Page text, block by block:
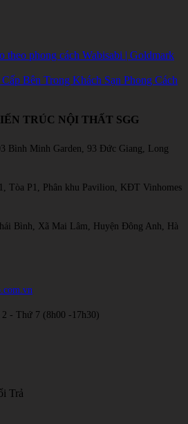
theo phong cách Wabisabi | Goldmark
Bên Trong Khách Sạn Phong Cách
TRÚC NỘI THẤT SGG
Bình Minh Garden, 93 Đức Giang, Long
Tòa P1, Phân khu Pavilion, KĐT Vinhomes
Bình, Xã Mai Lâm, Huyện Đông Anh, Hà
- Thứ 7 (8h00 -17h30)
Trả